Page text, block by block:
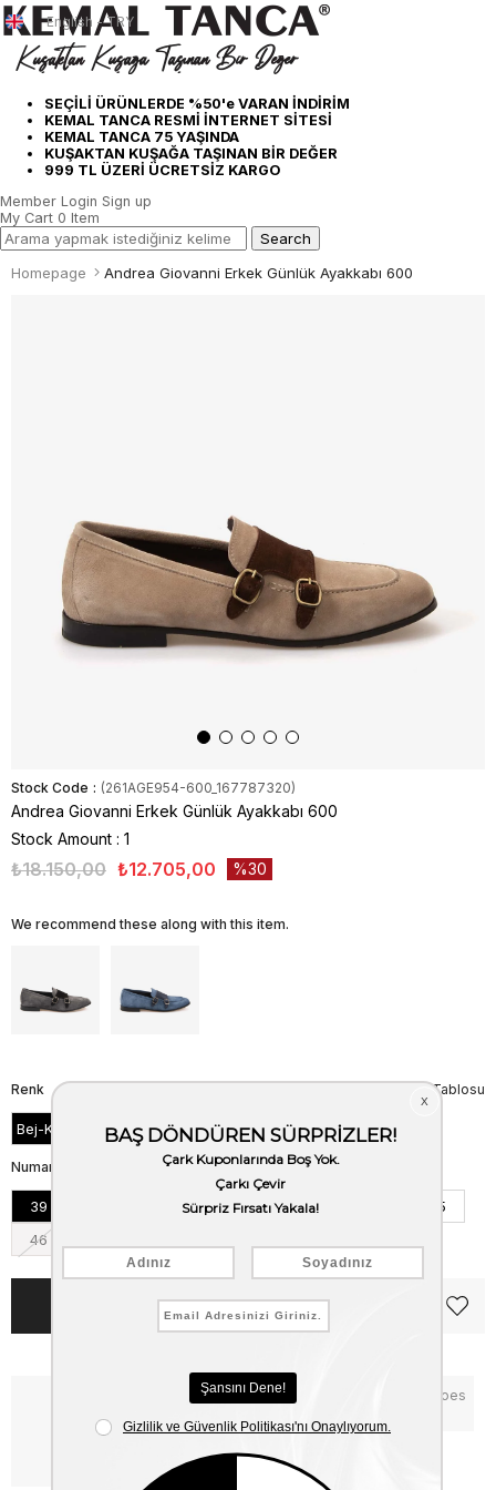
SEÇİLİ ÜRÜNLERDE %50'e VARAN İNDİRİM
KEMAL TANCA RESMİ İNTERNET SİTESİ
KEMAL TANCA 75 YAŞINDA
KUŞAKTAN KUŞAĞA TAŞINAN BİR DEĞER
999 TL ÜZERİ ÜCRETSİZ KARGO
English - TRY
Member Login Sign up
My Cart 0 Item
Homepage Andrea Giovanni Erkek Günlük Ayakkabı 600
Stock Code (261AGE954-600_167787320)
Andrea Giovanni Erkek Günlük Ayakkabı 600
Stock Amount : 1
₺18.150,00 ₺12.705,00 30
We recommend these along with this item.
Beden Tablosu
Renk
Bej-Kahve Süet
Numara
39 42 43
45
46
Notify me when the price goes
Free Shipping